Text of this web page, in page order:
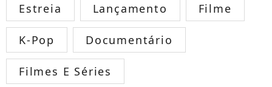
Estreia Lançamento Filme
K-Pop Documentário
Filmes E Séries